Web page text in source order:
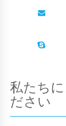
私たち
ださい